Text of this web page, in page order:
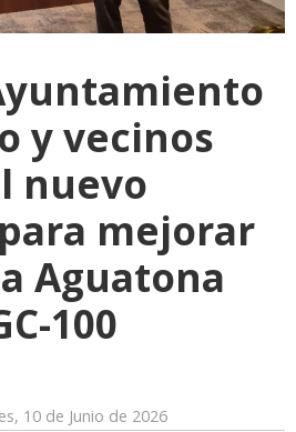
y vecinos
nuevo
mejorar
Aguatona
100
10 de Junio de 2026